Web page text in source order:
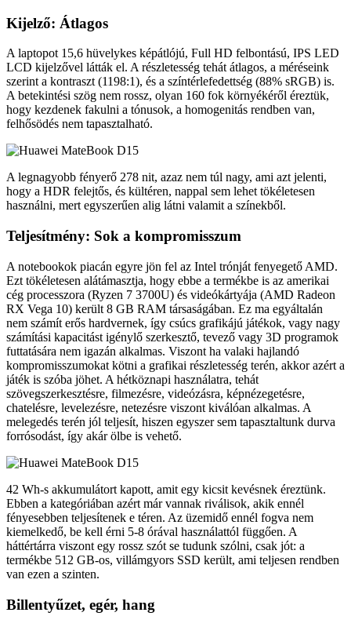
Kijelző: Átlagos
A laptopot 15,6 hüvelykes képátlójú, Full HD felbontású, IPS LED
LCD kijelzővel látták el. A részletesség tehát átlagos, a méréseink
szerint a kontraszt (1198:1), és a színtérlefedettség (88% sRGB) is.
A betekintési szög nem rossz, olyan 160 fok környékéről éreztük,
hogy kezdenek fakulni a tónusok, a homogenitás rendben van,
felhősödés nem tapasztalható.
A legnagyobb fényerő 278 nit, azaz nem túl nagy, ami azt jelenti,
hogy a HDR felejtős, és kültéren, nappal sem lehet tökéletesen
használni, mert egyszerűen alig látni valamit a színekből.
Teljesítmény: Sok a kompromisszum
A notebookok piacán egyre jön fel az Intel trónját fenyegető AMD.
Ezt tökéletesen alátámasztja, hogy ebbe a termékbe is az amerikai
cég processzora (Ryzen 7 3700U) és videókártyája (AMD Radeon
RX Vega 10) került 8 GB RAM társaságában. Ez ma egyáltalán
nem számít erős hardvernek, így csúcs grafikájú játékok, vagy nagy
számítási kapacitást igénylő szerkesztő, tevező vagy 3D programok
futtatására nem igazán alkalmas. Viszont ha valaki hajlandó
kompromisszumokat kötni a grafikai részletesség terén, akkor azért a
játék is szóba jöhet. A hétköznapi használatra, tehát
szövegszerkesztésre, filmezésre, videózásra, képnézegetésre,
chatelésre, levelezésre, netezésre viszont kiválóan alkalmas. A
melegedés terén jól teljesít, hiszen egyszer sem tapasztaltunk durva
forrósodást, így akár ölbe is vehető.
42 Wh-s akkumulátort kapott, amit egy kicsit kevésnek éreztünk.
Ebben a kategóriában azért már vannak riválisok, akik ennél
fényesebben teljesítenek e téren. Az üzemidő ennél fogva nem
kiemelkedő, be kell érni 5-8 órával használattól függően. A
háttértárra viszont egy rossz szót se tudunk szólni, csak jót: a
termékbe 512 GB-os, villámgyors SSD került, ami teljesen rendben
van ezen a szinten.
Billentyűzet, egér, hang